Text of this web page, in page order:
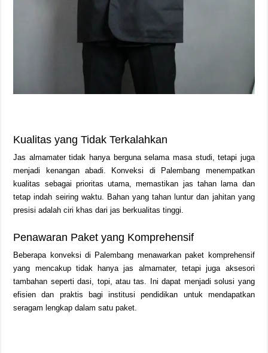
Kualitas yang Tidak Terkalahkan
Jas almamater tidak hanya berguna selama masa studi, tetapi juga
menjadi kenangan abadi. Konveksi di Palembang menempatkan
kualitas sebagai prioritas utama, memastikan jas tahan lama dan
tetap indah seiring waktu. Bahan yang tahan luntur dan jahitan yang
presisi adalah ciri khas dari jas berkualitas tinggi.
Penawaran Paket yang Komprehensif
Beberapa konveksi di Palembang menawarkan paket komprehensif
yang mencakup tidak hanya jas almamater, tetapi juga aksesori
tambahan seperti dasi, topi, atau tas. Ini dapat menjadi solusi yang
efisien dan praktis bagi institusi pendidikan untuk mendapatkan
seragam lengkap dalam satu paket.